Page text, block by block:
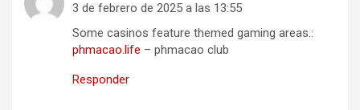
3 de febrero de 2025 a las 13:55
Some casinos feature themed gaming areas.:
phmacao.life – phmacao club
Responder